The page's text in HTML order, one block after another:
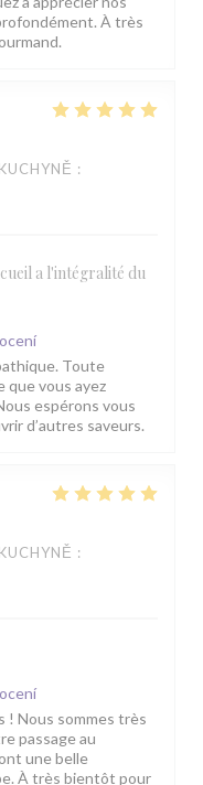
À très
KUCHYNĚ :
a l'intégralité du
Toute
que vous ayez
espérons vous
d’autres saveurs.
KUCHYNĚ :
! Nous sommes très
passage au
une belle
À très bientôt pour